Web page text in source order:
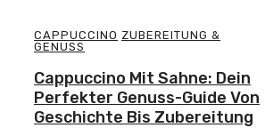
CAPPUCCINO ZUBEREITUNG &
GENUSS
Cappuccino Mit Sahne: Dein
Perfekter Genuss-Guide Von
Geschichte Bis Zubereitung